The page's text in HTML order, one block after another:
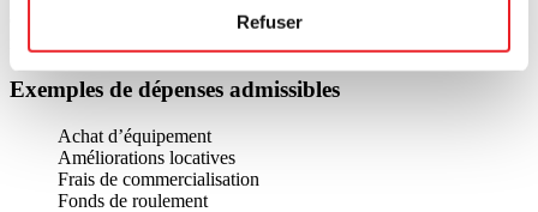
Refuser
Cette subvention d’entreprise consiste en une contribution financière
Exemples de dépenses admissibles
Achat d’équipement
Améliorations locatives
Frais de commercialisation
Fonds de roulement